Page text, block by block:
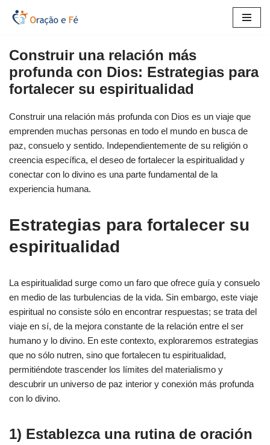
contenido
Construir una relación más
profunda con Dios: Estrategias para
fortalecer su espiritualidad
Construir una relación más profunda con Dios es un viaje que
emprenden muchas personas en todo el mundo en busca de
paz, consuelo y sentido. Independientemente de su religión o
creencia específica, el deseo de fortalecer la espiritualidad y
conectar con lo divino es una parte fundamental de la
experiencia humana.
Estrategias para fortalecer su
espiritualidad
La espiritualidad surge como un faro que ofrece guía y consuelo
en medio de las turbulencias de la vida. Sin embargo, este viaje
espiritual no consiste sólo en encontrar respuestas; se trata del
viaje en sí, de la mejora constante de la relación entre el ser
humano y lo divino. En este contexto, exploraremos estrategias
que no sólo nutren, sino que fortalecen tu espiritualidad,
permitiéndote trascender los límites del materialismo y
descubrir un universo de paz interior y conexión más profunda
con lo divino.
1) Establezca una rutina de oración